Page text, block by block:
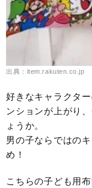
出典：item.rakuten.co.jp
好きなキャラクタ
ンションが上がり
ょうか。
男の子ならではの
め！
こちらの子ども用